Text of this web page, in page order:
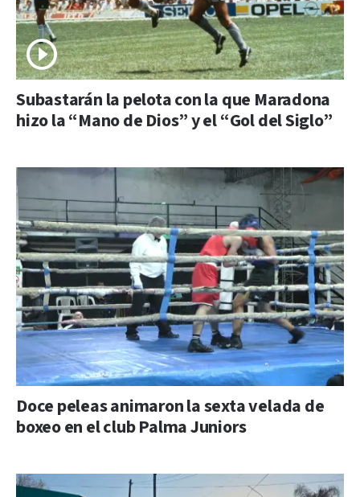
Subastarán la pelota con la que Maradona
hizo la “Mano de Dios” y el “Gol del Siglo”
Doce peleas animaron la sexta velada de
boxeo en el club Palma Juniors